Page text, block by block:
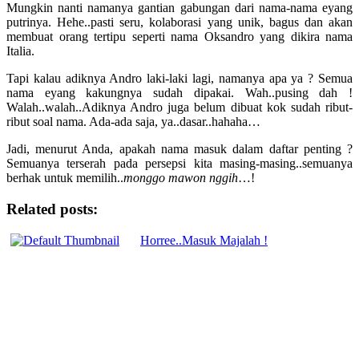
Mungkin nanti namanya gantian gabungan dari nama-nama eyang
putrinya. Hehe..pasti seru, kolaborasi yang unik, bagus dan akan
membuat orang tertipu seperti nama Oksandro yang dikira nama
Italia.
Tapi kalau adiknya Andro laki-laki lagi, namanya apa ya ? Semua
nama eyang kakungnya sudah dipakai. Wah..pusing dah !
Walah..walah..Adiknya Andro juga belum dibuat kok sudah ribut-
ribut soal nama. Ada-ada saja, ya..dasar..hahaha…
Jadi, menurut Anda, apakah nama masuk dalam daftar penting ?
Semuanya terserah pada persepsi kita masing-masing..semuanya
berhak untuk memilih..monggo mawon nggih…!
Related posts:
Horree..Masuk Majalah !